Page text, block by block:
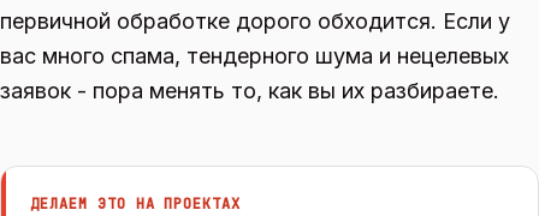
первичной обработке дорого обходится. Если у
вас много спама, тендерного шума и нецелевых
заявок - пора менять то, как вы их разбираете.
ДЕЛАЕМ ЭТО НА ПРОЕКТАХ